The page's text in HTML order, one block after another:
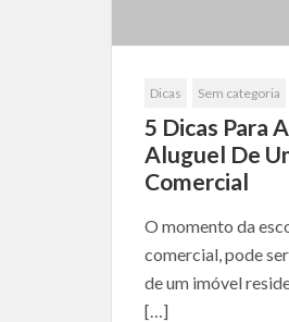
Dicas Sem categoria
5 Dicas Para
Aluguel De
Comercial
O momento da
comercial, pode
de um imóvel
[…]